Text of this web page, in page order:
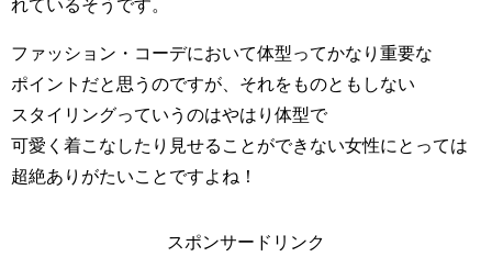
れているそうです。
ファッション・コーデにおいて体型ってかなり重要な
ポイントだと思うのですが、それをものともしない
スタイリングっていうのはやはり体型で
可愛く着こなしたり見せることができない女性にとっては
超絶ありがたいことですよね！
スポンサードリンク